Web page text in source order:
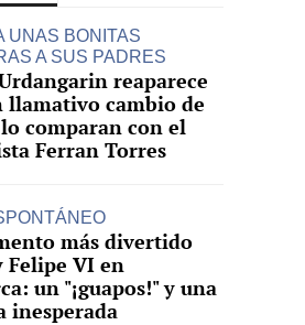
UNAS BONITAS
A SUS PADRES
reaparece
llamativo cambio de
comparan con el
Ferran Torres
más divertido
Felipe VI en
un "¡guapos!" y una
inesperada